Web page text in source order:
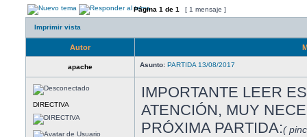
Página 1 de 1 [ 1 mensaje ]
Imprimir vista
Autor
apache Asunto: PARTIDA 13/08/2017
DIRECTIVA
IMPORTANTE LEER
ATENCIÓN, MUY
PRÓXIMA PARTIDA:(